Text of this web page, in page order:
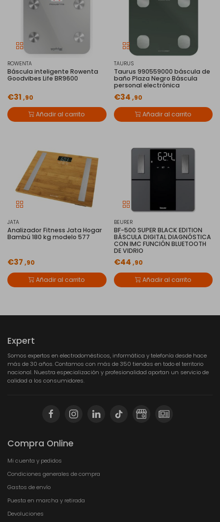
ROWENTA
Báscula inteligente Rowenta
Goodvibes Life BR9600
€31 ,90
Añadir al carrito
TAURUS
Taurus 990559000 báscula de
baño Plaza Negro Báscula
personal electrónica
€34 ,90
Añadir al carrito
JATA
Analizador Fitness Jata Hogar
Bambú 180 kg modelo 577
€37 ,90
Añadir al carrito
BEURER
BF-500 SUPER BLACK EDITION
BÁSCULA DIGITAL DIAGNÓSTICA
CON IMC FUNCIÓN BLUETOOTH
DE VIDRIO
€44 ,90
Añadir al carrito
Expert
Somos expertos en electrodomésticos, informática y telefonía desde hace
más de 30 años. Contamos con más de 350 tiendas en todo el territorio
nacional. Nuestra especialización y profesionalidad aportan un servicio de
calidad a los consumidores.
Compra Online
Mi cuenta y pedidos
Condiciones generales de compra
Gastos de envío
Puesta en marcha y retirada
Devoluciones